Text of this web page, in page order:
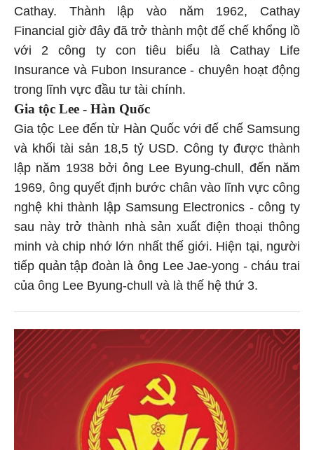
Cathay. Thành lập vào năm 1962, Cathay
Financial giờ đây đã trở thành một đế chế khổng lồ
với 2 công ty con tiêu biểu là Cathay Life
Insurance và Fubon Insurance - chuyên hoạt động
trong lĩnh vực đầu tư tài chính.
Gia tộc Lee - Hàn Quốc
Gia tộc Lee đến từ Hàn Quốc với đế chế Samsung
và khối tài sản 18,5 tỷ USD. Công ty được thành
lập năm 1938 bởi ông Lee Byung-chull, đến năm
1969, ông quyết định bước chân vào lĩnh vực công
nghệ khi thành lập Samsung Electronics - công ty
sau này trở thành nhà sản xuất điện thoại thông
minh và chip nhớ lớn nhất thế giới. Hiện tại, người
tiếp quản tập đoàn là ông Lee Jae-yong - cháu trai
của ông Lee Byung-chull và là thế hệ thứ 3.